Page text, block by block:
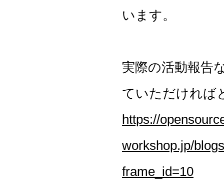
います。
実際の活動報告
ていただければ
https://
workshop.jp/
frame_id=10